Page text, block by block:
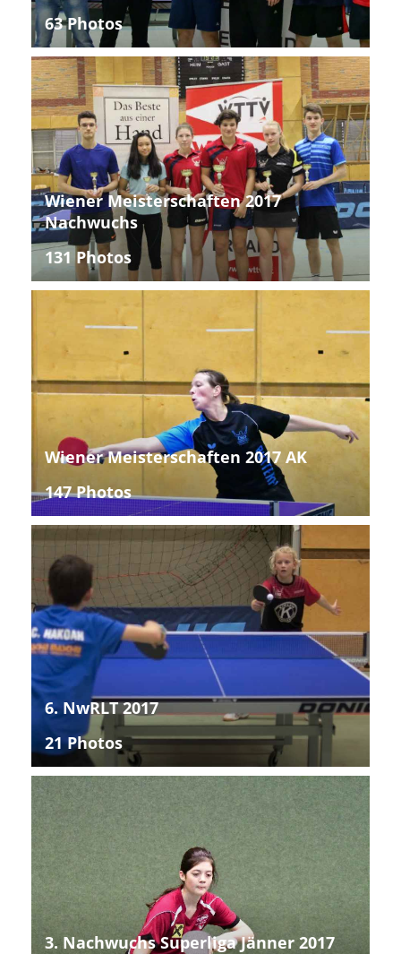
63 Photos
Wiener Meisterschaften 2017
Nachwuchs
131 Photos
Wiener Meisterschaften 2017 AK
147 Photos
6. NwRLT 2017
21 Photos
3. Nachwuchs Superliga Jänner 2017